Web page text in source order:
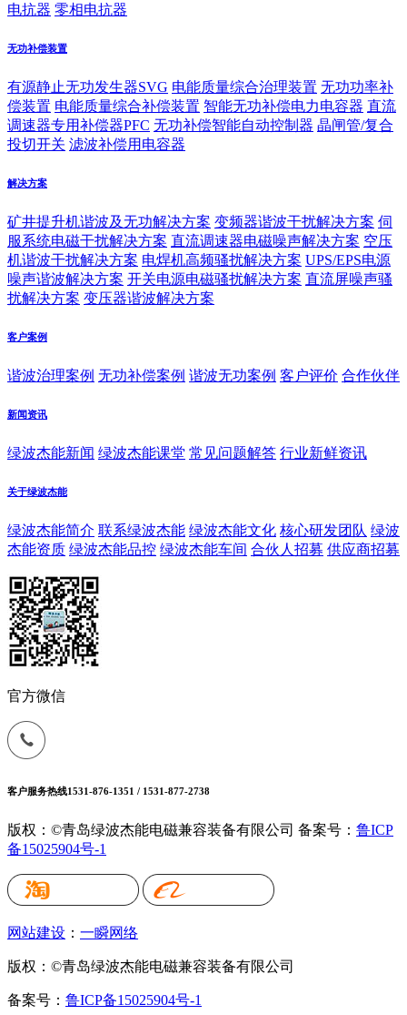
电抗器 零相电抗器
无功补偿装置
有源静止无功发生器SVG 电能质量综合治理装置 无功功率补
偿装置 电能质量综合补偿装置 智能无功补偿电力电容器 直流
调速器专用补偿器PFC 无功补偿智能自动控制器 晶闸管/复合
投切开关 滤波补偿用电容器
解决方案
矿井提升机谐波及无功解决方案 变频器谐波干扰解决方案 伺
服系统电磁干扰解决方案 直流调速器电磁噪声解决方案 空压
机谐波干扰解决方案 电焊机高频骚扰解决方案 UPS/EPS电源
噪声谐波解决方案 开关电源电磁骚扰解决方案 直流屏噪声骚
扰解决方案 变压器谐波解决方案
客户案例
谐波治理案例 无功补偿案例 谐波无功案例 客户评价 合作伙伴
新闻资讯
绿波杰能新闻 绿波杰能课堂 常见问题解答 行业新鲜资讯
关于绿波杰能
绿波杰能简介 联系绿波杰能 绿波杰能文化 核心研发团队 绿波
杰能资质 绿波杰能品控 绿波杰能车间 合伙人招募 供应商招募
官方微信
客户服务热线1531-876-1351 / 1531-877-2738
版权：©青岛绿波杰能电磁兼容装备有限公司 备案号： 鲁ICP
备15025904号-1
网站建设 ： 一瞬网络
版权：©青岛绿波杰能电磁兼容装备有限公司
备案号： 鲁ICP备15025904号-1